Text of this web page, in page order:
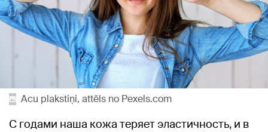
Acu plakstiņi, attēls no Pexels.com
С годами наша кожа теряет эластичность, и в